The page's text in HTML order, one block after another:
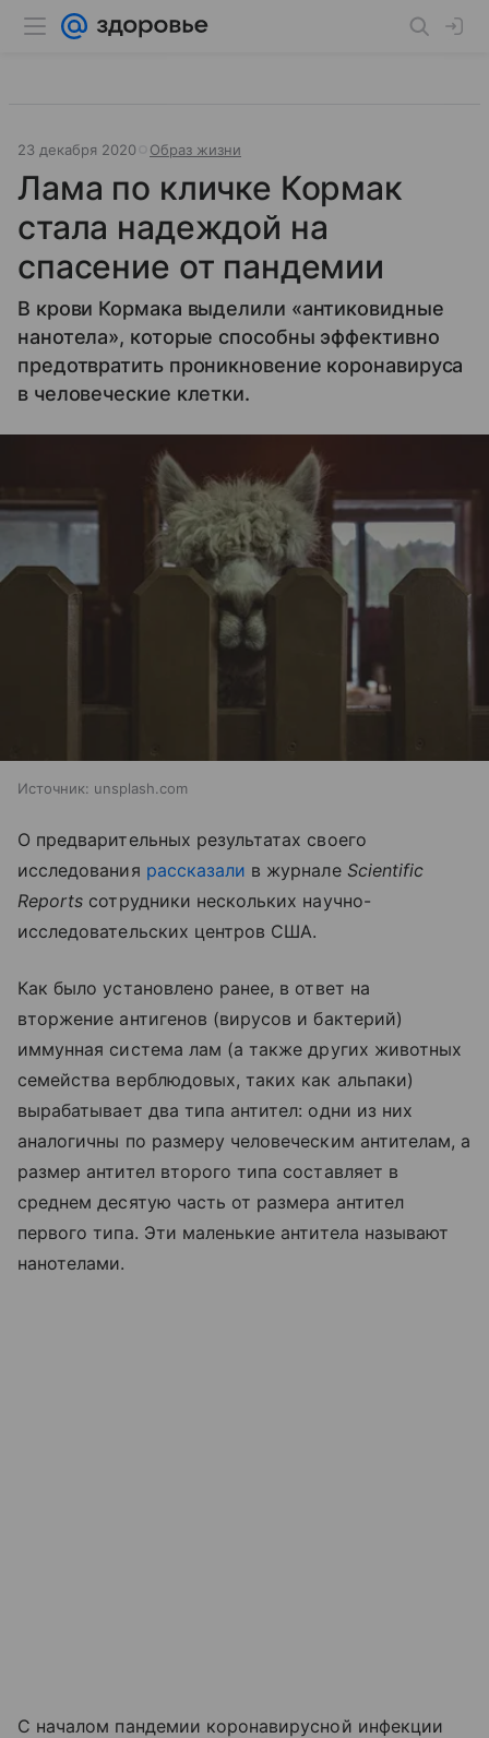
23 декабря 2020 Образ жизни
Лама по кличке Кормак
стала надеждой на
спасение от пандемии
В крови Кормака выделили «антиковидные
нанотела», которые способны эффективно
предотвратить проникновение коронавируса
в человеческие клетки.
Источник: unsplash.com
О предварительных результатах своего
исследования рассказали в журнале Scientific
Reports сотрудники нескольких научно-
исследовательских центров США.
Как было установлено ранее, в ответ на
вторжение антигенов (вирусов и бактерий)
иммунная система лам (а также других животных
семейства верблюдовых, таких как альпаки)
вырабатывает два типа антител: одни из них
аналогичны по размеру человеческим антителам, а
размер антител второго типа составляет в
среднем десятую часть от размера антител
первого типа. Эти маленькие антитела называют
нанотелами.
С началом пандемии коронавирусной инфекции